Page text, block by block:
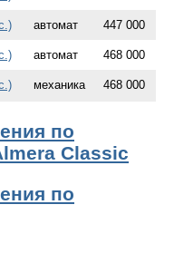
автомат 447 000
автомат 468 000
механика 468 000
по
Classic
по